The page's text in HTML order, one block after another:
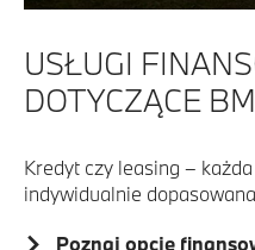
USŁUGI
DOTYCZĄCE
Kredyt czy leasing –
indywidualnie
Poznaj opcje